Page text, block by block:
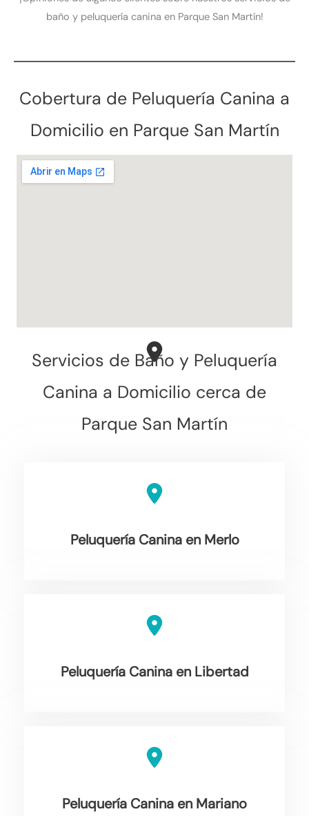
baño y peluquería canina en Parque San Martín!
Cobertura de Peluquería Canina a
Domicilio en Parque San Martín
Servicios de Baño y Peluquería
Canina a Domicilio cerca de
Parque San Martín
Peluquería Canina en Merlo
Peluquería Canina en Libertad
Peluquería Canina en Mariano